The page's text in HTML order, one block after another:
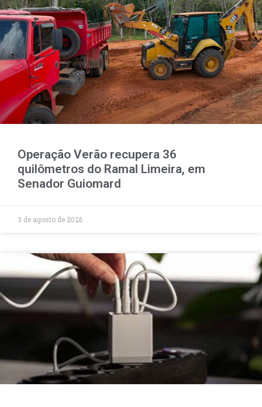
Operação Verão recupera 36
quilômetros do Ramal Limeira, em
Senador Guiomard
3 de agosto de 2026